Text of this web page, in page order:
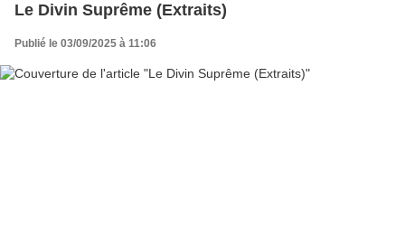
Le Divin Suprême (Extraits)
Publié le 03/09/2025 à 11:06